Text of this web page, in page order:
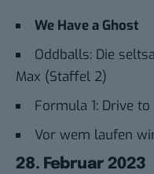
We Have a Ghost
Oddballs: Die
Max (Staffel 2)
Formula 1: Drive
Vor wem laufen
28. Februar 2023